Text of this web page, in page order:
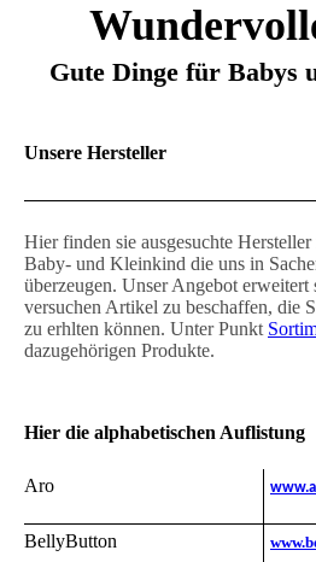
Gute Dinge für Babys
Unsere Hersteller
Hier finden sie ausgesuchte
Baby- und Kleinkind die uns in
überzeugen. Unser Angebot
versuchen Artikel zu beschaffen, die
zu erhlten können. Unter Punkt
dazugehörigen Produkte.
Hier die alphabetischen Auflistung
Aro
BellyButton